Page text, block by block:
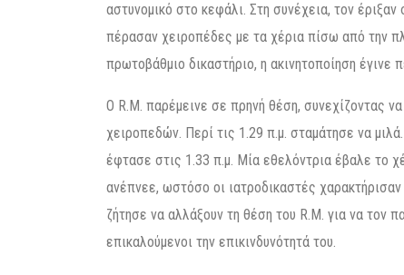
αστυνομικό στο κεφάλι. Στη συνέχεια, τον
πέρασαν χειροπέδες με τα χέρια πίσω από την
πρωτοβάθμιο δικαστήριο, η ακινητοποίηση έγινε
Ο R.M. παρέμεινε σε πρηνή θέση, συνεχίζοντας
χειροπεδών. Περί τις 1.29 π.μ. σταμάτησε να
έφτασε στις 1.33 π.μ. Μία εθελόντρια έβαλε το
ανέπνεε, ωστόσο οι ιατροδικαστές
ζήτησε να αλλάξουν τη θέση του R.M. για να τον
επικαλούμενοι την επικινδυνότητά του.